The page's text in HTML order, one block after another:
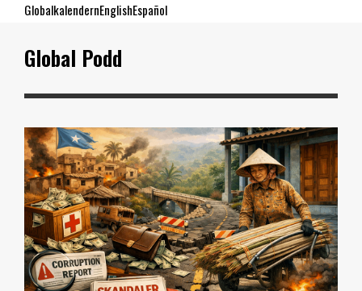
GlobalkalendernEnglishEspañol
Global Podd